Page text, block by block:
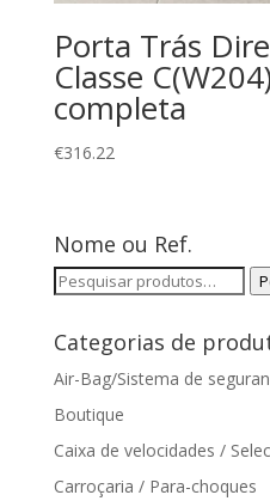
Porta Trás
Classe
completa
€316.22
Nome ou Ref.
Pesquisar
Categorias de
Air-Bag/Sistema de
Boutique
Caixa de velocidades /
Carroçaria / Para-choques